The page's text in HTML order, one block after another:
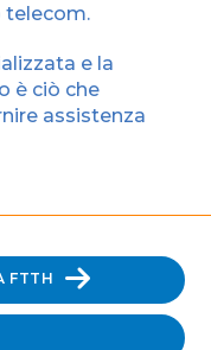
telecom.
e la
è ciò che
assistenza
FTTH